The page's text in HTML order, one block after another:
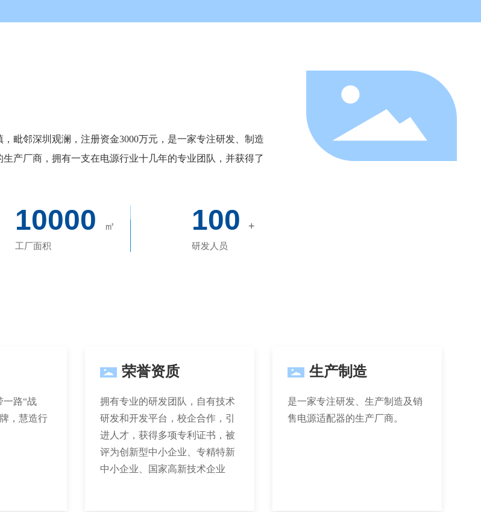
毗邻深圳观澜，注册资金3000万元，是一家专注研发、制造
产厂商，拥有一支在电源行业十几年的专业团队，并获得了
10000 ㎡
工厂面积
100 +
研发人员
一路“战
，慧造行
荣誉资质
拥有专业的研发团队，自有技术
研发和开发平台，校企合作，引
进人才，获得多项专利证书，被
评为创新型中小企业、专精特新
中小企业、国家高新技术企业
生产制造
是一家专注研发、生产制造及销
售电源适配器的生产厂商。